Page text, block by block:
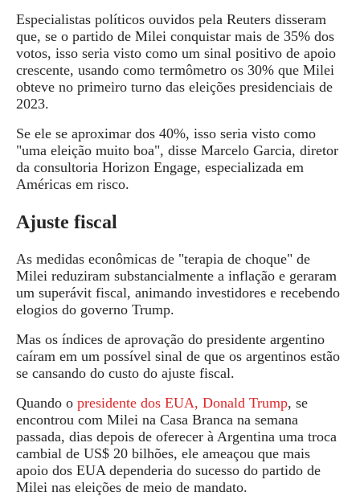
Especialistas políticos ouvidos pela Reuters disseram
que, se o partido de Milei conquistar mais de 35% dos
votos, isso seria visto como um sinal positivo de apoio
crescente, usando como termômetro os 30% que Milei
obteve no primeiro turno das eleições presidenciais de
2023.
Se ele se aproximar dos 40%, isso seria visto como
"uma eleição muito boa", disse Marcelo Garcia, diretor
da consultoria Horizon Engage, especializada em
Américas em risco.
Ajuste fiscal
As medidas econômicas de "terapia de choque" de
Milei reduziram substancialmente a inflação e geraram
um superávit fiscal, animando investidores e recebendo
elogios do governo Trump.
Mas os índices de aprovação do presidente argentino
caíram em um possível sinal de que os argentinos estão
se cansando do custo do ajuste fiscal.
Quando o presidente dos EUA, Donald Trump, se
encontrou com Milei na Casa Branca na semana
passada, dias depois de oferecer à Argentina uma troca
cambial de US$ 20 bilhões, ele ameaçou que mais
apoio dos EUA dependeria do sucesso do partido de
Milei nas eleições de meio de mandato.